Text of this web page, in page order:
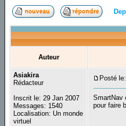
Auteur
Asiakira
Rédacteur
Inscrit le: 29 Jan 2007
Messages: 1540
Localisation: Un monde
virtuel
Posté
SmartNav
pour faire